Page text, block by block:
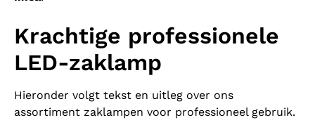
Krachtige professionele
LED-zaklamp
Hieronder volgt tekst en uitleg over ons
assortiment zaklampen voor professioneel gebruik.